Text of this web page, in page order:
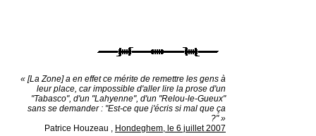
« [La Zone] a en effet ce mérite de remettre les gens à
leur place, car impossible d'aller lire la prose d'un
"Tabasco", d'un "Lahyenne", d'un "Relou-le-Gueux"
sans se demander : "Est-ce que j'écris si mal que ça
?" »
Patrice Houzeau , Hondeghem, le 6 juillet 2007